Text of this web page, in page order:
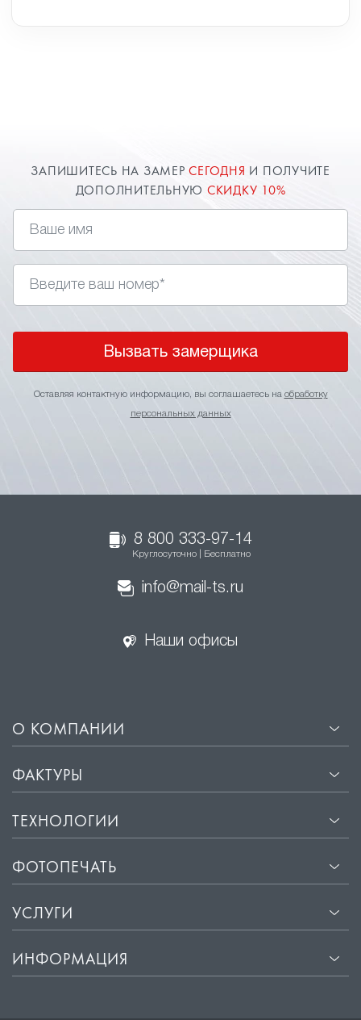
ЗАПИШИТЕСЬ НА ЗАМЕРСЕГОДНЯ И ПОЛУЧИТЕ
ДОПОЛНИТЕЛЬНУЮ СКИДКУ 10%
Вызвать замерщика
Оставляя контактную информацию, вы соглашаетесь на обработку
персональных данных
8 800 333-97-14
Круглосуточно | Бесплатно
info@mail-ts.ru
Наши офисы
О КОМПАНИИ
ФАКТУРЫ
ТЕХНОЛОГИИ
ФОТОПЕЧАТЬ
УСЛУГИ
ИНФОРМАЦИЯ